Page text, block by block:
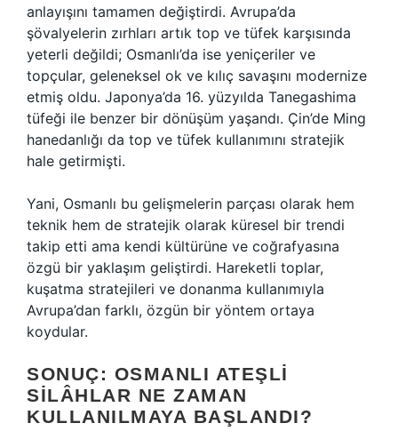
anlayışını tamamen değiştirdi. Avrupa’da
şövalyelerin zırhları artık top ve tüfek karşısında
yeterli değildi; Osmanlı’da ise yeniçeriler ve
topçular, geleneksel ok ve kılıç savaşını modernize
etmiş oldu. Japonya’da 16. yüzyılda Tanegashima
tüfeği ile benzer bir dönüşüm yaşandı. Çin’de Ming
hanedanlığı da top ve tüfek kullanımını stratejik
hale getirmişti.
Yani, Osmanlı bu gelişmelerin parçası olarak hem
teknik hem de stratejik olarak küresel bir trendi
takip etti ama kendi kültürüne ve coğrafyasına
özgü bir yaklaşım geliştirdi. Hareketli toplar,
kuşatma stratejileri ve donanma kullanımıyla
Avrupa’dan farklı, özgün bir yöntem ortaya
koydular.
SONUÇ: OSMANLI ATEŞLI
SILÂHLAR NE ZAMAN
KULLANILMAYA BAŞLANDI?